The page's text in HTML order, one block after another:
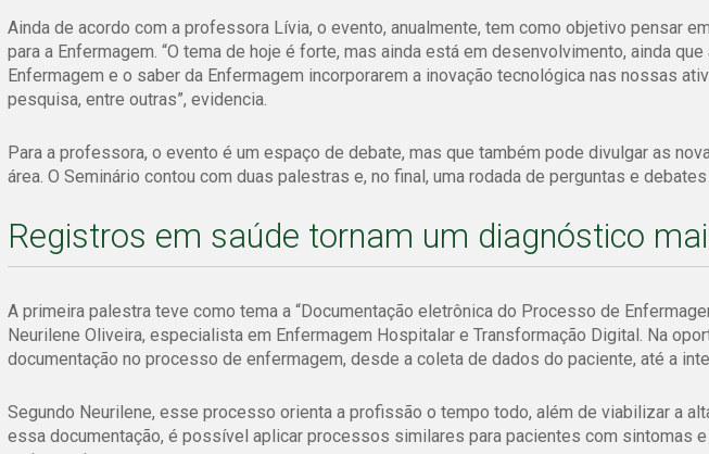
Ainda de acordo com a professora Lívia, o evento, anualmente, tem como objetivo pensar
para a Enfermagem. “O tema de hoje é forte, mas ainda está em desenvolvimento, ainda
Enfermagem e o saber da Enfermagem incorporarem a inovação tecnológica nas nossas
pesquisa, entre outras”, evidencia.
Para a professora, o evento é um espaço de debate, mas que também pode divulgar as
área. O Seminário contou com duas palestras e, no final, uma rodada de perguntas e
Registros em saúde tornam um diagnóstico
A primeira palestra teve como tema a “Documentação eletrônica do Processo de
Neurilene Oliveira, especialista em Enfermagem Hospitalar e Transformação Digital. Na
documentação no processo de enfermagem, desde a coleta de dados do paciente, até a
Segundo Neurilene, esse processo orienta a profissão o tempo todo, além de viabilizar a
essa documentação, é possível aplicar processos similares para pacientes com sintomas